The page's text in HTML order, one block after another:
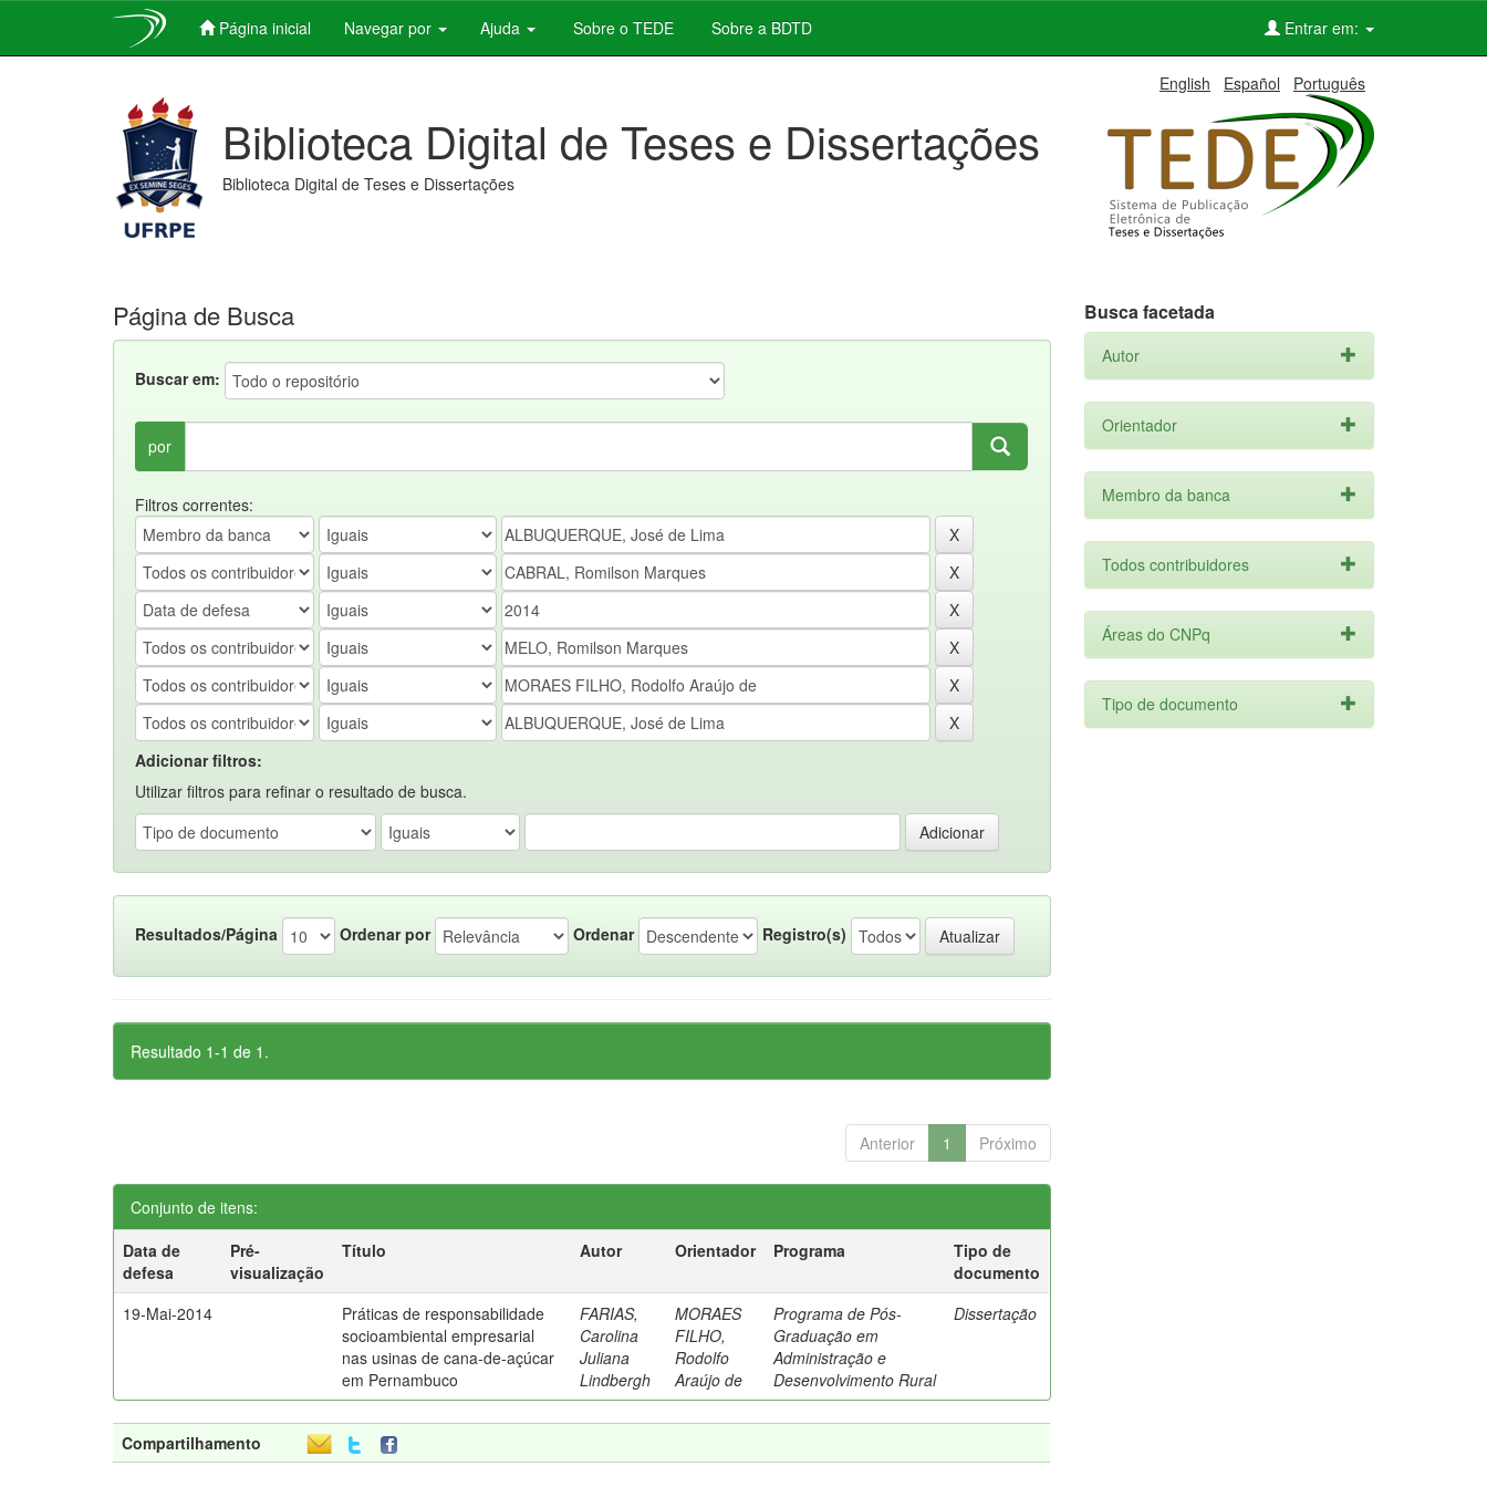
Página inicial Navegar por Ajuda Sobre o TEDE Sobre a BDTD Entrar em:
English Español Português
Biblioteca Digital de Teses e Dissertações
Biblioteca Digital de Teses e Dissertações
Página de Busca
Buscar em:
por
Filtros correntes:
Adicionar filtros:
Utilizar filtros para refinar o resultado de busca.
Resultados/Página Ordenar por Ordenar Registro(s)
Resultado 1-1 de 1.
Anterior 1 Próximo
Conjunto de itens:
Data de
defesa
Pré-
visualização
Título Autor Orientador Programa
Tipo de
documento
19-Mai-2014
Práticas de responsabilidade
socioambiental empresarial
nas usinas de cana-de-açúcar
em Pernambuco
FARIAS,
Carolina
Juliana
Lindbergh
MORAES
FILHO,
Rodolfo
Araújo de
Programa de Pós-
Graduação em
Administração e
Desenvolvimento Rural
Dissertação
Compartilhamento
Busca facetada
Autor
Orientador
Membro da banca
Todos contribuidores
Áreas do CNPq
Tipo de documento